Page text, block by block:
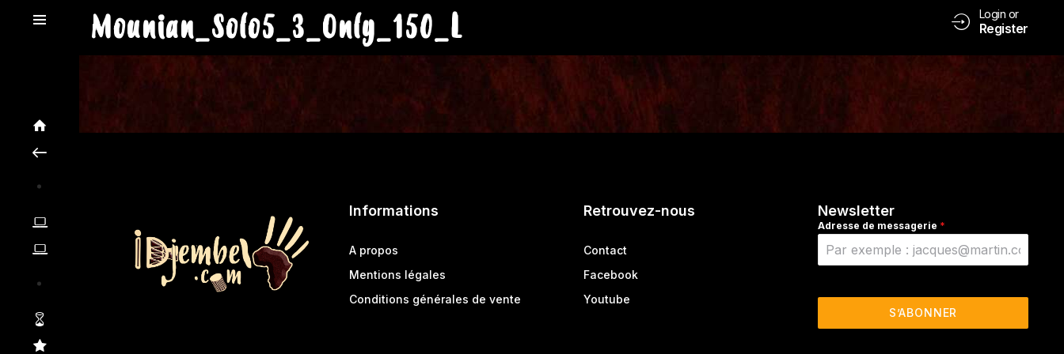
Mounian_Solo5_3_Only_150_L Login or
Register
Informations
A propos
Mentions légales
Conditions générales de vente
Retrouvez-nous
Contact
Facebook
Youtube
Newsletter
Adresse de messagerie *
S’ABONNER